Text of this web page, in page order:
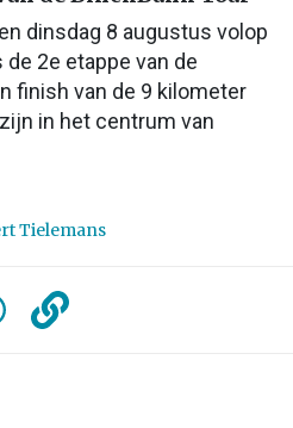
dinsdag 8 augustus volop
2e etappe van de
finish van de 9 kilometer
in het centrum van
Tielemans